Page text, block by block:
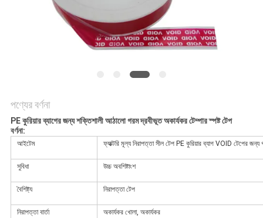
পণ্যের বর্ণনা
PE কুরিয়ার ব্যাগের জন্য শক্তিশালী আঠালো গরম দ্রবীভূত অকার্যকর টেম্পার স্পষ্ট টেপ
বর্ণনা:
আইটেম ফ্যাক্টরি মূল্য নিরাপত্তা সীল টেপ PE কুরিয়ার ব্যাগ VOID টেপের জন্য
সুবিধা উচ্চ অবশিষ্টাংশ
বৈশিষ্ট্য নিরাপত্তা টেপ
নিরাপত্তা বার্তা অকার্যকর খোলা, অকার্যকর